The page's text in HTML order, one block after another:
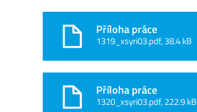
Příloha práce
1319_xsyri03.pdf, 38.4 kB
Příloha práce
1320_xsyri03.pdf, 222.9 kB